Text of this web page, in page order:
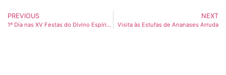
PREVIOUS
1º Dia nas XV Festas do Divino Espírito Santo
NEXT
Visita às Estufas de Ananases Arruda